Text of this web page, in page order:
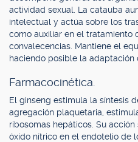
actividad sexual. La catauba
intelectual y actúa sobre los
como auxiliar en el tratamiento
convalecencias. Mantiene el
haciendo posible la adaptación
Farmacocinética.
El ginseng estimula la síntesis
agregación plaquetaria,
ribosomas hepáticos. Su
óxido nítrico en el endotelio de